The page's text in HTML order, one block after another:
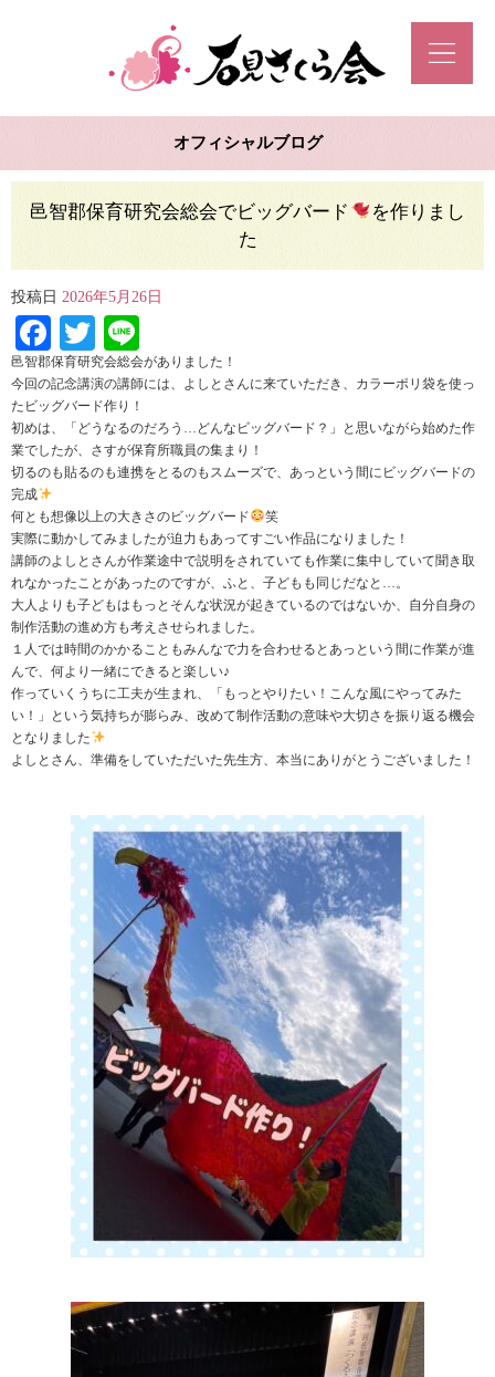
オフィシャルブログ
邑智郡保育研究会総会でビッグバード
を作りまし
た
投稿日 2026年5月26日
Facebook
Twitter
邑智郡保育研究会総会がありました！
今回の記念講演の講師には、よしとさんに来ていただき、カラーポリ袋を使っ
たビッグバード作り！
初めは、「どうなるのだろう…どんなビッグバード？」と思いながら始めた作
業でしたが、さすが保育所職員の集まり！
切るのも貼るのも連携をとるのもスムーズで、あっという間にビッグバードの
完成
何とも想像以上の大きさのビッグバード
笑
実際に動かしてみましたが迫力もあってすごい作品になりました！
講師のよしとさんが作業途中で説明をされていても作業に集中していて聞き取
れなかったことがあったのですが、ふと、子どもも同じだなと…。
大人よりも子どもはもっとそんな状況が起きているのではないか、自分自身の
制作活動の進め方も考えさせられました。
１人では時間のかかることもみんなで力を合わせるとあっという間に作業が進
んで、何より一緒にできると楽しい♪
作っていくうちに工夫が生まれ、「もっとやりたい！こんな風にやってみた
い！」という気持ちが膨らみ、改めて制作活動の意味や大切さを振り返る機会
となりました
よしとさん、準備をしていただいた先生方、本当にありがとうございました！